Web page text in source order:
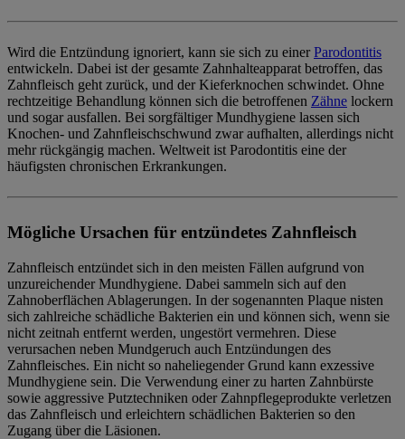
Wird die Entzündung ignoriert, kann sie sich zu einerParodontitis
entwickeln. Dabei ist der gesamte Zahnhalteapparat betroffen, das
Zahnfleisch geht zurück, und der Kieferknochen schwindet. Ohne
rechtzeitige Behandlung können sich die betroffenen Zähne lockern
und sogar ausfallen. Bei sorgfältiger Mundhygiene lassen sich
Knochen- und Zahnfleischschwund zwar aufhalten, allerdings nicht
mehr rückgängig machen. Weltweit ist Parodontitis eine der
häufigsten chronischen Erkrankungen.
Mögliche Ursachen für entzündetes Zahnfleisch
Zahnfleisch entzündet sich in den meisten Fällen aufgrund von
unzureichenderMundhygiene. Dabei sammeln sich auf den
Zahnoberflächen Ablagerungen. In der sogenannten Plaque nisten
sich zahlreiche schädliche Bakterien ein und können sich, wenn sie
nicht zeitnah entfernt werden, ungestört vermehren. Diese
verursachen neben Mundgeruch auch Entzündungen des
Zahnfleisches. Ein nicht so naheliegender Grund kann exzessive
Mundhygiene sein. Die Verwendung einer zu harten Zahnbürste
sowie aggressive Putztechniken oder Zahnpflegeprodukte verletzen
das Zahnfleisch und erleichtern schädlichen Bakterien so den
Zugang über die Läsionen.